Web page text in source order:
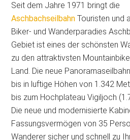
Seit dem Jahre 1971 bringt die
Aschbachseilbahn Touristen und
Biker- und Wanderparadies
Gebiet ist eines der schönsten
zu den attraktivsten
Land. Die neue
bis in luftige Höhen von 1.342
bis zum Hochplateau Vigiljoch
Die neue und modernisierte
Fassungsvermögen von 35
Wanderer sicher und schnell zu